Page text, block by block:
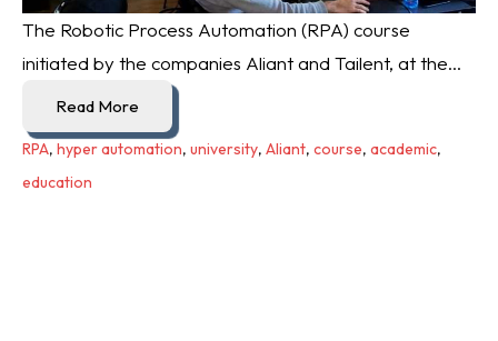
The Robotic Process Automation (RPA) course
initiated by the companies Aliant and Tailent, at the...
Read More
RPA, hyper automation, university, Aliant, course, academic,
education